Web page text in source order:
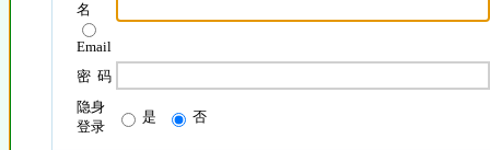
名
Email
密 码
隐身
登录
是 否